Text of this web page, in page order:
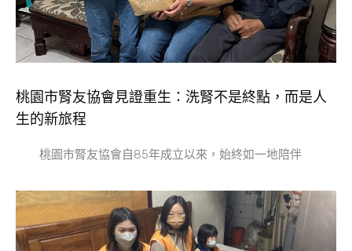
桃園市腎友協會見證重生：洗腎不是終點，而是人
生的新旅程
桃園市腎友協會自85年成立以來，始終如一地陪伴